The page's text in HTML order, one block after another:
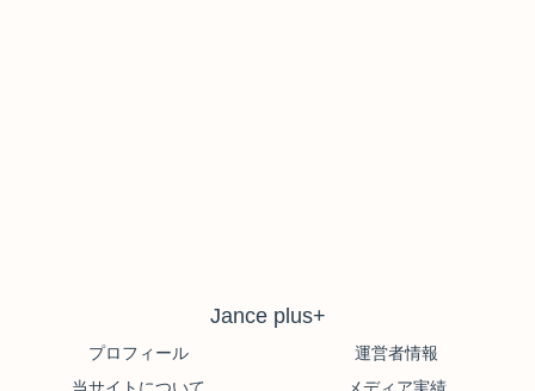
Jance plus+
プロフィール
運営者情報
当サイトについて
メディア実績